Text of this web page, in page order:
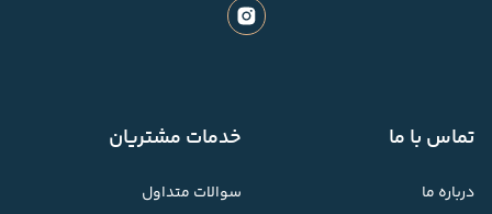
تماس با ما
درباره ما
خدمات مشتریان
سوالات متداول